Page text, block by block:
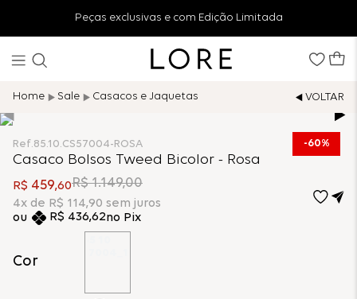
Peças exclusivas e com Edição Limitada
Sale Casacos e Jaquetas
60%
Ref.85.10.CS57004-ROSA
Casaco Bolsos Tweed Bicolor - Rosa
R$ 459,60R$ 1.149,00
4x de R$ 114,90 sem juros
R$ 436,62no Pix
Cor